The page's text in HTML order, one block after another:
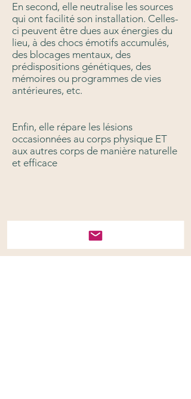
En second, elle neutralise les sources
qui ont facilité son installation. Celles-
ci peuvent être dues aux énergies du
lieu, à des chocs émotifs accumulés,
des blocages mentaux, des
prédispositions génétiques, des
mémoires ou programmes de vies
antérieures, etc.
Enfin, elle répare les lésions
occasionnées au corps physique ET
aux autres corps de manière naturelle
et efficace
© 2024 created withWix.com